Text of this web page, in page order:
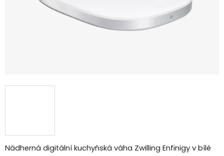
Nádherná digitální kuchyňská váha Zwilling Enfinigy v bílé